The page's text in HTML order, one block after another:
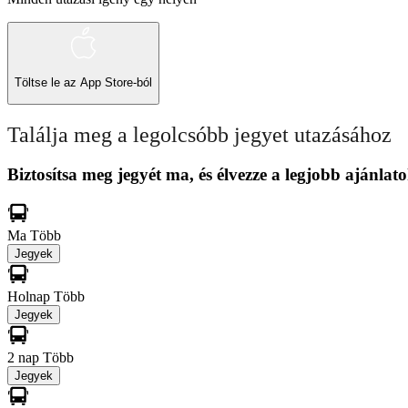
Töltse le az App Store-ból
Találja meg a legolcsóbb jegyet utazásához
Biztosítsa meg jegyét ma, és élvezze a legjobb
Ma Több
Jegyek
Holnap Több
Jegyek
2 nap Több
Jegyek